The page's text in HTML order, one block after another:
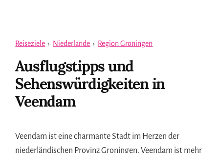
Reiseziele › Niederlande › Region Groningen
Ausflugstipps und
Sehenswürdigkeiten in
Veendam
Veendam ist eine charmante Stadt im Herzen der
niederländischen Provinz Groningen. Veendam ist mehr